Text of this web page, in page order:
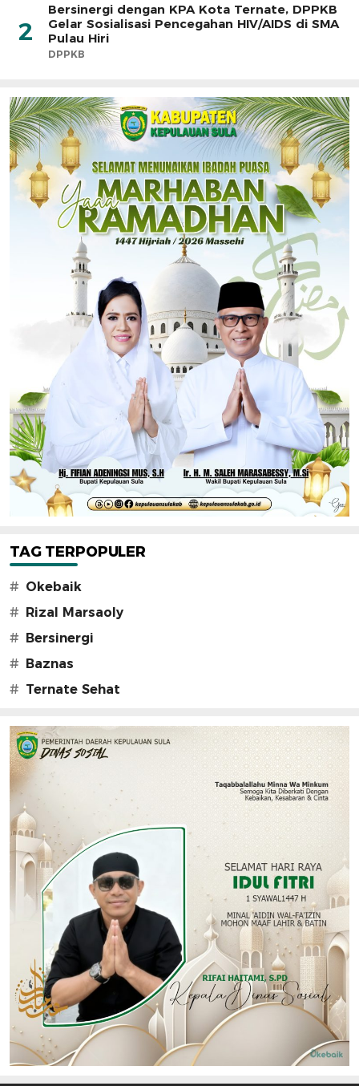
2
Bersinergi dengan KPA Kota Ternate, DPPKB
Gelar Sosialisasi Pencegahan HIV/AIDS di SMA
Pulau Hiri
DPPKB
TAG TERPOPULER
# Okebaik
#
Rizal Marsaoly
#
Bersinergi
#
Baznas
# Ternate Sehat